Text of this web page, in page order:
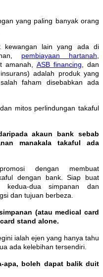
yang paling banyak orang
kewangan lain yang ada di
pembiayaan hartanah
amanah, ASB financing , dan
adalah produk yang
faham disebabkan ada
mitos perlindungan takaful
akaun bank sebab
manakala takaful ada
dengan membuat
dengan bank. Siap buat
kedua-dua simpanan dan
dan tujuan berbeza.
(atau medical card
stand alone.
ialah ejen yang hanya tahu
ada kelebihan tersendiri.
apa, boleh dapat balik duit